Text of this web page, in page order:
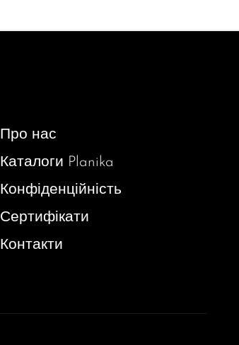
Про нас
Каталоги Planika
Конфіденційність
Сертифікати
Контакти